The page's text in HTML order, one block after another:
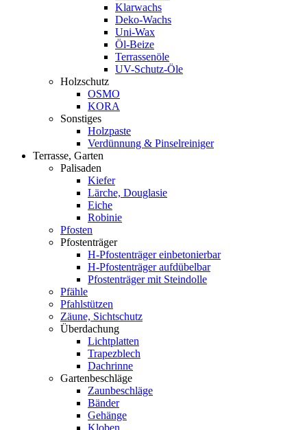
Klarwachs
Deko-Wachs
Uni-Wax
Öl-Beize
Terrassenöle
UV-Schutz-Öle
Holzschutz
OSMO
KORA
Sonstiges
Holzpaste
Verdünnung & Pinselreiniger
Terrasse, Garten
Palisaden
Kiefer
Lärche, Douglasie
Eiche
Robinie
Pfosten
Pfostenträger
H-Pfostenträger einbetonierbar
H-Pfostenträger aufdübelbar
Pfostenträger mit Steindolle
Pfähle
Pfahlstützen
Zäune, Sichtschutz
Überdachung
Lichtplatten
Trapezblech
Dachrinne
Gartenbeschläge
Zaunbeschläge
Bänder
Gehänge
Kloben